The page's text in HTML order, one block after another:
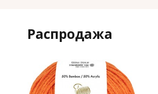
Распродажа